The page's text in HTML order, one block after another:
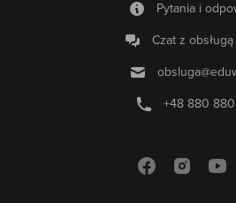
Bardzo dużym plusem jest to, że
dostępne są od ręki. Warto
dopasować coś do swoich
poznać cały WordPress od podstaw.
dla osób początkujących, które
Pytania i
Czat z
+48 880